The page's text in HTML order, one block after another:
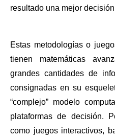
resultado una mejor
Estas metodologías o
tienen matemáticas
grandes cantidades de
consignadas en su
“complejo” modelo
plataformas de decisión.
como juegos interactivos,